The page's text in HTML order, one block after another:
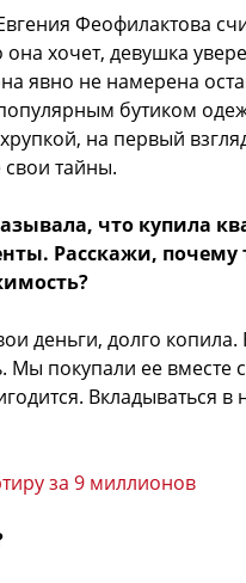
Феофилактова
хочет, девушка
явно не намерена
бутиком
на первый
тайны.
что купила
Расскажи,
деньги, долго
покупали ее вместе
Вкладываться в
за 9 миллионов